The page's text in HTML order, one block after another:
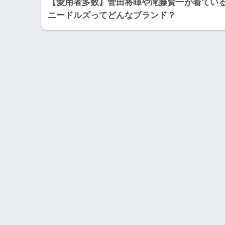
【愛用者多数】菅田将暉や滝藤賢一が着てい
ニードルズってどんなブランド？